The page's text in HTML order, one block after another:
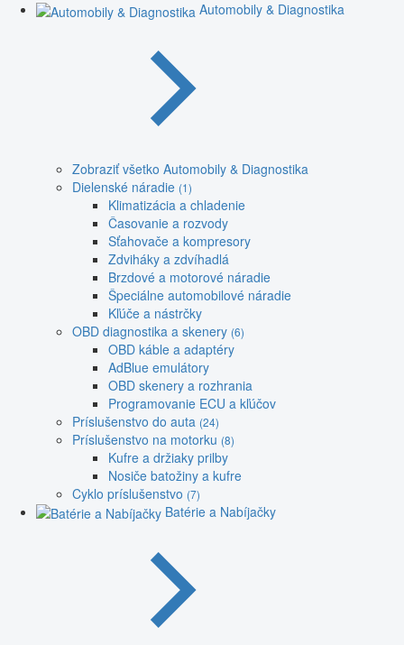
Automobily & Diagnostika
Zobraziť všetko Automobily & Diagnostika
Dielenské náradie (1)
Klimatizácia a chladenie
Časovanie a rozvody
Sťahovače a kompresory
Zdviháky a zdvíhadlá
Brzdové a motorové náradie
Špeciálne automobilové náradie
Kľúče a nástrčky
OBD diagnostika a skenery (6)
OBD káble a adaptéry
AdBlue emulátory
OBD skenery a rozhrania
Programovanie ECU a kľúčov
Príslušenstvo do auta (24)
Príslušenstvo na motorku (8)
Kufre a držiaky prilby
Nosiče batožiny a kufre
Cyklo príslušenstvo (7)
Batérie a Nabíjačky